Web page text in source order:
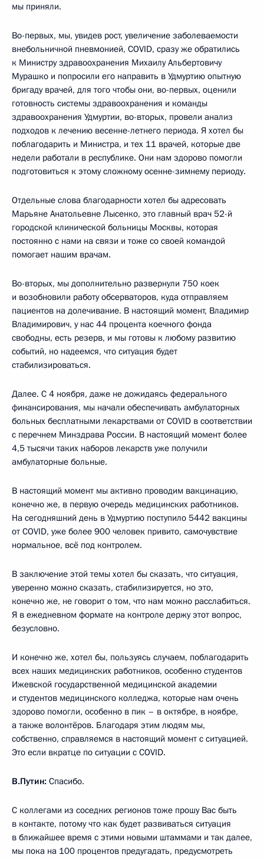
мы приняли.
Во-первых, мы, увидев рост, увеличение заболеваемости
внебольничной пневмонией, COVID, сразу же обратились
к Министру здравоохранения Михаилу Альбертовичу
Мурашко и попросили его направить в Удмуртию опытную
бригаду врачей, для того чтобы они, во-первых, оценили
готовность системы здравоохранения и команды
здравоохранения Удмуртии, во-вторых, провели анализ
подходов к лечению весенне-летнего периода. Я хотел бы
поблагодарить и Министра, и тех 11 врачей, которые две
недели работали в республике. Они нам здорово помогли
подготовиться к этому сложному осенне-зимнему периоду.
Отдельные слова благодарности хотел бы адресовать
Марьяне Анатольевне Лысенко, это главный врач 52-й
городской клинической больницы Москвы, которая
постоянно с нами на связи и тоже со своей командой
помогает нашим врачам.
Во-вторых, мы дополнительно развернули 750 коек
и возобновили работу обсерваторов, куда отправляем
пациентов на долечивание. В настоящий момент, Владимир
Владимирович, у нас 44 процента коечного фонда
свободны, есть резерв, и мы готовы к любому развитию
событий, но надеемся, что ситуация будет
стабилизироваться.
Далее. С 4 ноября, даже не дожидаясь федерального
финансирования, мы начали обеспечивать амбулаторных
больных бесплатными лекарствами от COVID в соответствии
с перечнем Минздрава России. В настоящий момент более
4,5 тысячи таких наборов лекарств уже получили
амбулаторные больные.
В настоящий момент мы активно проводим вакцинацию,
конечно же, в первую очередь медицинских работников.
На сегодняшний день в Удмуртию поступило 5442 вакцины
от COVID, уже более 900 человек привито, самочувствие
нормальное, всё под контролем.
В заключение этой темы хотел бы сказать, что ситуация,
уверенно можно сказать, стабилизируется, но это,
конечно же, не говорит о том, что нам можно расслабиться.
Я в ежедневном формате на контроле держу этот вопрос,
безусловно.
И конечно же, хотел бы, пользуясь случаем, поблагодарить
всех наших медицинских работников, особенно студентов
Ижевской государственной медицинской академии
и студентов медицинского колледжа, которые нам очень
здорово помогли, особенно в пик – в октябре, в ноябре,
а также волонтёров. Благодаря этим людям мы,
собственно, справляемся в настоящий момент с ситуацией.
Это если вкратце по ситуации с COVID.
В.Путин: Спасибо.
С коллегами из соседних регионов тоже прошу Вас быть
в контакте, потому что как будет развиваться ситуация
в ближайшее время с этими новыми штаммами и так далее,
мы пока на 100 процентов предугадать, предусмотреть